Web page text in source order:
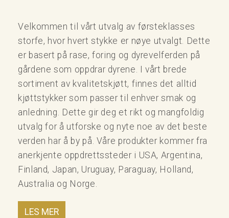
Velkommen til vårt utvalg av førsteklasses
storfe, hvor hvert stykke er nøye utvalgt. Dette
er basert på rase, foring og dyrevelferden på
gårdene som oppdrar dyrene. I vårt brede
sortiment av kvalitetskjøtt, finnes det alltid
kjøttstykker som passer til enhver smak og
anledning. Dette gir deg et rikt og mangfoldig
utvalg for å utforske og nyte noe av det beste
verden har å by på. Våre produkter kommer fra
anerkjente oppdrettssteder i USA, Argentina,
Finland, Japan, Uruguay, Paraguay, Holland,
Australia og Norge.
LES MER